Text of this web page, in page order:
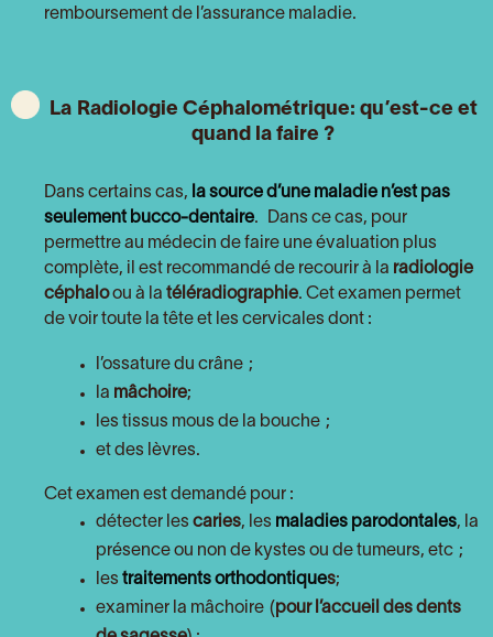
remboursement de l’assurance maladie.
La Radiologie Céphalométrique: qu’est-ce et
quand la faire ?
Dans certains cas, la source d’une maladie n’est pas
seulement bucco-dentaire. Dans ce cas, pour
permettre au médecin de faire une évaluation plus
complète, il est recommandé de recourir à la radiologie
céphaloou à la téléradiographie. Cet examen permet
de voir toute la tête et les cervicales dont :
l’ossature du crâne ;
la mâchoire;
les tissus mous de la bouche ;
et des lèvres.
Cet examen est demandé pour :
détecter les caries, les maladies parodontales, la
présence ou non de kystes ou de tumeurs, etc ;
les traitements orthodontiques;
examiner la mâchoire (pour l’accueil des dents